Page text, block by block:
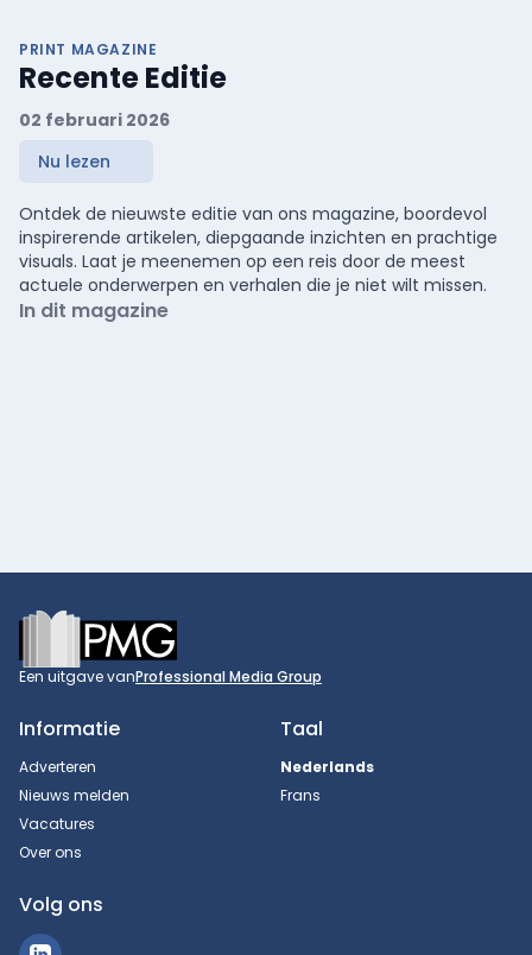
PRINT MAGAZINE
Recente Editie
02 februari 2026
Nu lezen
Ontdek de nieuwste editie van ons magazine, boordevol
inspirerende artikelen, diepgaande inzichten en prachtige
visuals. Laat je meenemen op een reis door de meest
actuele onderwerpen en verhalen die je niet wilt missen.
In dit magazine
Footer
Een uitgave vanProfessional Media Group
Informatie
Adverteren
Nieuws melden
Vacatures
Over ons
Taal
Nederlands
Frans
Volg ons